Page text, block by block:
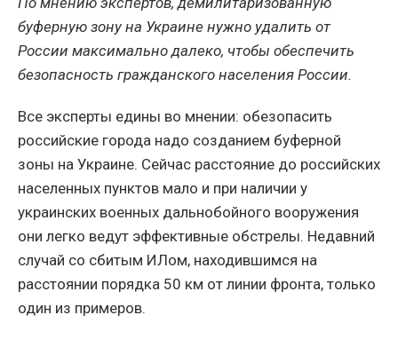
буферную зону на Украине нужно удалить от
России максимально далеко, чтобы обеспечить
безопасность гражданского населения России.
Все эксперты едины во мнении: обезопасить
российские города надо созданием буферной
зоны на Украине. Сейчас расстояние до российских
населенных пунктов мало и при наличии у
украинских военных дальнобойного вооружения
они легко ведут эффективные обстрелы. Недавний
случай со сбитым ИЛом, находившимся на
расстоянии порядка 50 км от линии фронта, только
один из примеров.